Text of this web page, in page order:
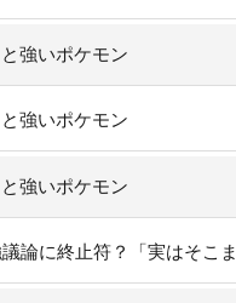
強いポケモン
強いポケモン
強いポケモン
論に終止符？「実はそこ